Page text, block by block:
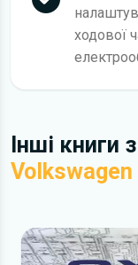
ходової
Інші книги